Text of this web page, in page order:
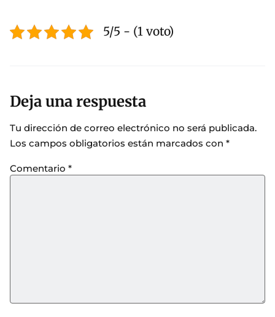
5/5 - (1 voto)
Deja una respuesta
Tu dirección de correo electrónico no será publicada.
Los campos obligatorios están marcados con *
Comentario *